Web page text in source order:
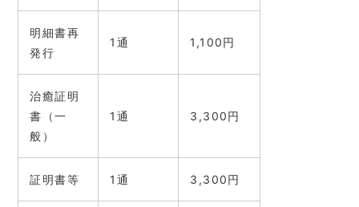
明細書再
発行
1通 1,100円
治癒証明
書（一
般）
1通 3,300円
証明書等 1通 3,300円